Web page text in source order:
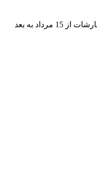
قابل توجه خریداران گرامی، تمامی سفارشات از 15 مرداد به بعد